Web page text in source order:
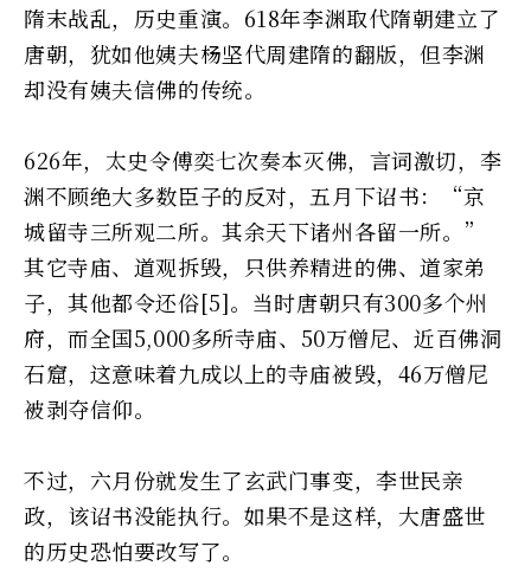
隋末战乱，历史重演。618年李渊取代隋朝建立了
唐朝，犹如他姨夫杨坚代周建隋的翻版，但李渊
却没有姨夫信佛的传统。
626年，太史令傅奕七次奏本灭佛，言词激切，李
渊不顾绝大多数臣子的反对，五月下诏书：“京
城留寺三所观二所。其余天下诸州各留一所。”
其它寺庙、道观拆毁，只供养精进的佛、道家弟
子，其他都令还俗[5]。当时唐朝只有300多个州
府，而全国5,000多所寺庙、50万僧尼、近百佛洞
石窟，这意味着九成以上的寺庙被毁，46万僧尼
被剥夺信仰。
不过，六月份就发生了玄武门事变，李世民亲
政，该诏书没能执行。如果不是这样，大唐盛世
的历史恐怕要改写了。